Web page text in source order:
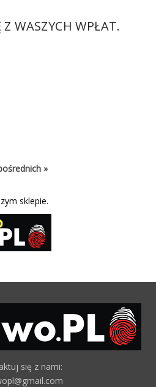
WASZYCH WPŁAT.
»
sklepie.
się z nami: